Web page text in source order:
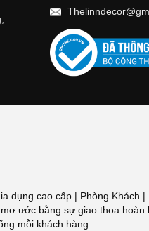
cao cấp | Phòng Khách |
ước bằng sự giao thoa
mỗi khách hàng.